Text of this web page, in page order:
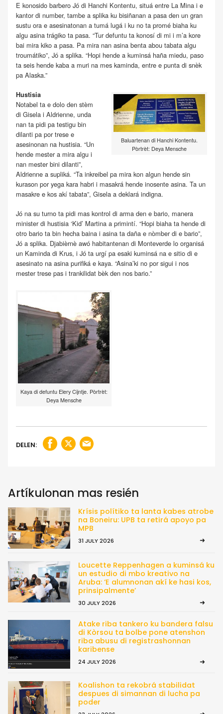
E konosido barbero Jó di Hanchi Kontentu, situá entre La Mina i e
kantor di number, tambe a splika ku bisiñanan a pasa den un gran
sustu ora e asesinatonan a tumá lugá i ku no ta promé biaha ku
algu asina trágiko ta pasa. “Tur defuntu ta konosí di mi i m’a kore
bai mira kiko a pasa. Pa mira nan asina benta abou tabata algu
troumátiko”, Jó a splika. “Hopi hende a kuminsá haña miedu, paso
ta seis hende kaba a muri na mes kaminda, entre e punta di snèk
pa Alaska.”
Baluartenan di Hanchi Kontentu.
Pòrtrèt: Deya Mensche
Hustisia
Notabel ta e dolo den stèm
di Gisela i Aldrienne, unda
nan ta pidi pa testigu bin
dilanti pa por trese e
asesinonan na hustisia. “Un
hende mester a mira algu i
nan mester bini dilanti”,
Aldrienne a supliká. “Ta inkreibel pa mira kon algun hende sin
kurason por yega kara habri i masakrá hende inosente asina. Ta un
masakre e kos akí tabata”, Gisela a deklará indigna.
Jó na su turno ta pidi mas kontrol di arma den e bario, manera
minister di hustisia ‘Kid’ Martina a primintí. “Hopi biaha ta hende di
otro bario ta bin hecha baina i asina ta daña e nòmber di e bario”,
Jó a splika. Djabièrnè awó habitantenan di Monteverde lo organisá
un Kaminda di Krus, i Jó ta urgí pa esaki kuminsá na e sitio di e
asesinato na asina purifiká e kaya. “Asina’ki no por sigui i nos
mester trese pas i trankilidat bèk den nos bario.”
Kaya di defuntu Elery Cijntje. Pòrtrèt:
Deya Mensche
DELEN:
Artíkulonan mas resién
Krísis polítiko ta lanta kabes atrobe
na Boneiru: UPB ta retirá apoyo pa
MPB
31 JULY 2026
Loucette Reppenhagen a kuminsá ku
un estudio di mbo kreativo na
Aruba: ‘E alumnonan akí ke hasi kos,
prinsipalmente’
30 JULY 2026
Atake riba tankero ku bandera falsu
di Kòrsou ta bolbe pone atenshon
riba abusu di registrashonnan
karibense
24 JULY 2026
Koalishon ta rekobrá stabilidat
despues di simannan di lucha pa
poder